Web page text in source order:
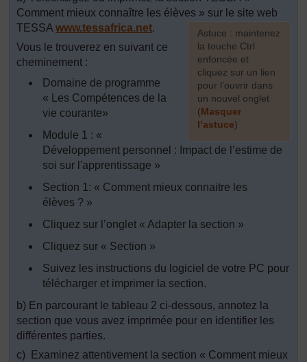
Comment mieux connaître les élèves » sur le site web
TESSA www.tessafrica.net [Astuce : maintenez
la touche Ctrl
enfoncée et
cliquez sur un lien
pour l’ouvrir dans
un nouvel onglet
(Masquer
l’astuce)
]
.
Vous le trouverez en suivant ce
cheminement :
Domaine de programme
« Les Compétences de la
vie courante»
Module 1 : «
Développement personnel : Impact de l’estime de
soi sur l'apprentissage »
Section 1: « Comment mieux connaitre les
élèves ? »
Cliquez sur l’onglet « Adapter la section »
Cliquez sur « Section »
Suivez les instructions du logiciel de votre PC pour
télécharger et imprimer la section.
b) En parcourant le tableau 2 ci-dessous, annotez la
section que vous avez imprimée pour en identifier les
différentes parties.
c) Examinez attentivement la section « Comment mieux